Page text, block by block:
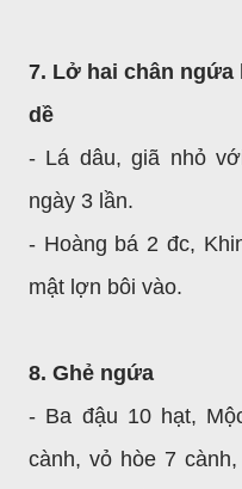
7. Lở hai chân ngứa
dề
- Lá dâu, giã nhỏ
ngày 3 lần.
- Hoàng bá 2 đc,
mật lợn bôi vào.
8. Ghẻ ngứa
- Ba đậu 10 hạt,
cành, vỏ hòe 7